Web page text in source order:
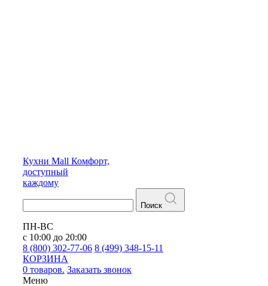
Кухни Mall Комфорт,
доступный
каждому
Поиск
ПН-ВС
с 10:00 до 20:00
8 (800) 302-77-06 8 (499) 348-15-11
КОРЗИНА
0 товаров. Заказать звонок
Меню